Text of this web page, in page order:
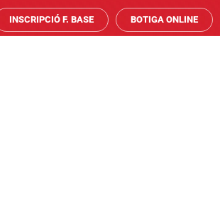
INSCRIPCIÓ F. BASE BOTIGA ONLINE